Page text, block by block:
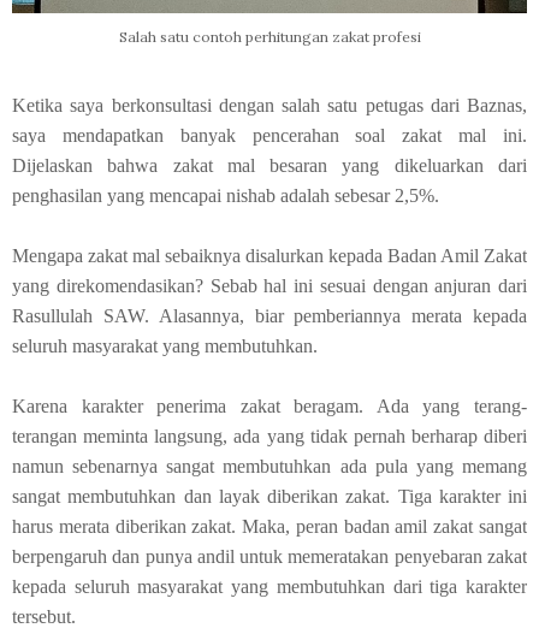
Salah satu contoh perhitungan zakat profesi
Ketika saya berkonsultasi dengan salah satu petugas dari Baznas,
saya mendapatkan banyak pencerahan soal zakat mal ini.
Dijelaskan bahwa zakat mal besaran yang dikeluarkan dari
penghasilan yang mencapai nishab adalah sebesar 2,5%.
Mengapa zakat mal sebaiknya disalurkan kepada Badan Amil Zakat
yang direkomendasikan? Sebab hal ini sesuai dengan anjuran dari
Rasullulah SAW. Alasannya, biar pemberiannya merata kepada
seluruh masyarakat yang membutuhkan.
Karena karakter penerima zakat beragam. Ada yang terang-
terangan meminta langsung, ada yang tidak pernah berharap diberi
namun sebenarnya sangat membutuhkan ada pula yang memang
sangat membutuhkan dan layak diberikan zakat. Tiga karakter ini
harus merata diberikan zakat. Maka, peran badan amil zakat sangat
berpengaruh dan punya andil untuk memeratakan penyebaran zakat
kepada seluruh masyarakat yang membutuhkan dari tiga karakter
tersebut.